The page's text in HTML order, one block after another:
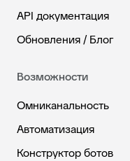
API документация
Обновления / Блог
Возможности
Омниканальность
Автоматизация
Конструктор ботов